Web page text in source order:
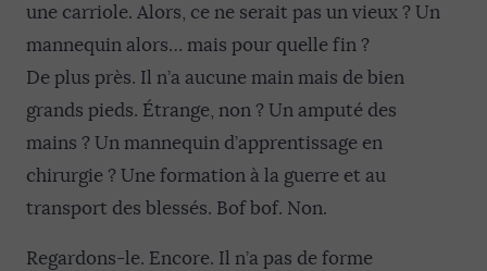
une carriole. Alors, ce ne serait pas un vieux ? Un
mannequin alors… mais pour quelle fin ?
De plus près. Il n’a aucune main mais de bien
grands pieds. Étrange, non ? Un amputé des
mains ? Un mannequin d’apprentissage en
chirurgie ? Une formation à la guerre et au
transport des blessés. Bof bof. Non.
Regardons-le. Encore. Il n’a pas de forme